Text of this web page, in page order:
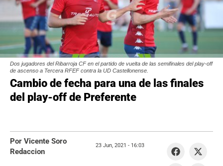
Dos jugadores del Ribarroja CF en el partido de vuelta de las semifinales del play-off
de ascenso a Tercera RFEF contra la UD Castellonense.
Cambio de fecha para una de las finales
del play-off de Preferente
Por Vicente Soro
Redaccion
23 Jun, 2021 - 16:03